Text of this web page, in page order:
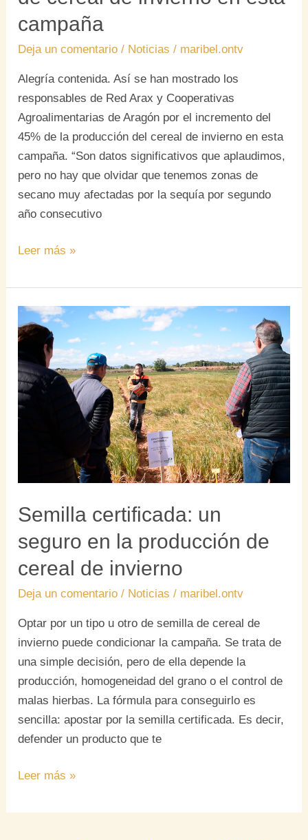
campaña
Deja un comentario / Noticias / maribel.ontv
Alegría contenida. Así se han mostrado los
responsables de Red Arax y Cooperativas
Agroalimentarias de Aragón por el incremento del
45% de la producción del cereal de invierno en esta
campaña. “Son datos significativos que aplaudimos,
pero no hay que olvidar que tenemos zonas de
secano muy afectadas por la sequía por segundo
año consecutivo
Leer más »
Semilla certificada: un
seguro en la producción de
cereal de invierno
Deja un comentario / Noticias / maribel.ontv
Optar por un tipo u otro de semilla de cereal de
invierno puede condicionar la campaña. Se trata de
una simple decisión, pero de ella depende la
producción, homogeneidad del grano o el control de
malas hierbas. La fórmula para conseguirlo es
sencilla: apostar por la semilla certificada. Es decir,
defender un producto que te
Semilla
certificada:
un
seguro
en
la
producción
invierno
Leer más »